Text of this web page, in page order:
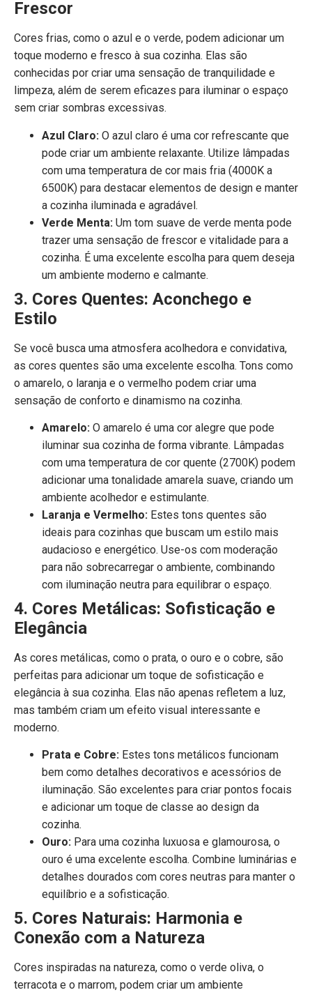
Frescor
Cores frias, como o azul e o verde, podem adicionar um
toque moderno e fresco à sua cozinha. Elas são
conhecidas por criar uma sensação de tranquilidade e
limpeza, além de serem eficazes para iluminar o espaço
sem criar sombras excessivas.
Azul Claro: O azul claro é uma cor refrescante que
pode criar um ambiente relaxante. Utilize lâmpadas
com uma temperatura de cor mais fria (4000K a
6500K) para destacar elementos de design e manter
a cozinha iluminada e agradável.
Verde Menta: Um tom suave de verde menta pode
trazer uma sensação de frescor e vitalidade para a
cozinha. É uma excelente escolha para quem deseja
um ambiente moderno e calmante.
3. Cores Quentes: Aconchego e
Estilo
Se você busca uma atmosfera acolhedora e convidativa,
as cores quentes são uma excelente escolha. Tons como
o amarelo, o laranja e o vermelho podem criar uma
sensação de conforto e dinamismo na cozinha.
Amarelo: O amarelo é uma cor alegre que pode
iluminar sua cozinha de forma vibrante. Lâmpadas
com uma temperatura de cor quente (2700K) podem
adicionar uma tonalidade amarela suave, criando um
ambiente acolhedor e estimulante.
Laranja e Vermelho: Estes tons quentes são
ideais para cozinhas que buscam um estilo mais
audacioso e energético. Use-os com moderação
para não sobrecarregar o ambiente, combinando
com iluminação neutra para equilibrar o espaço.
4. Cores Metálicas: Sofisticação e
Elegância
As cores metálicas, como o prata, o ouro e o cobre, são
perfeitas para adicionar um toque de sofisticação e
elegância à sua cozinha. Elas não apenas refletem a luz,
mas também criam um efeito visual interessante e
moderno.
Prata e Cobre: Estes tons metálicos funcionam
bem como detalhes decorativos e acessórios de
iluminação. São excelentes para criar pontos focais
e adicionar um toque de classe ao design da
cozinha.
Ouro: Para uma cozinha luxuosa e glamourosa, o
ouro é uma excelente escolha. Combine luminárias e
detalhes dourados com cores neutras para manter o
equilíbrio e a sofisticação.
5. Cores Naturais: Harmonia e
Conexão com a Natureza
Cores inspiradas na natureza, como o verde oliva, o
terracota e o marrom, podem criar um ambiente